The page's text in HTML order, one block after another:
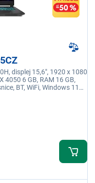
displej 15,6", 1920 x 1080
4050 6 GB, RAM 16 GB,
BT, WiFi, Windows 11